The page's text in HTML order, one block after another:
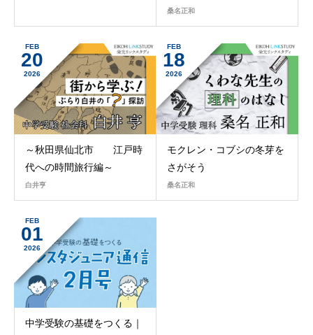
桑名正和
FEB
20
2026
～秋田県仙北市 江戸時
代への時間旅行編～
白井亨
FEB
18
2026
モクレン・コブシの冬芽を
さがそう
桑名正和
FEB
01
2026
中学受験の基礎をつくる｜